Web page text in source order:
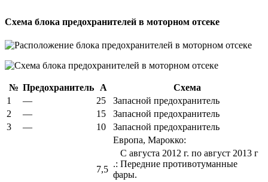
Схема блока предохранителей в моторном отсеке
№ Предохранитель А
Схема
1
— 25
Запасной предохранитель
2
— 15
Запасной предохранитель
3
— 10 Запасной предохранитель
7,5
Европа, Марокко:
С августа 2012 г. по август 2013 г
.: Передние противотуманные
фары.